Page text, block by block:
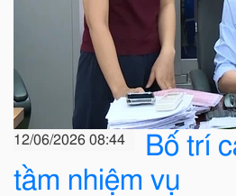
12/06/2026 08:44
Bố trí
tầm nhiệm vụ